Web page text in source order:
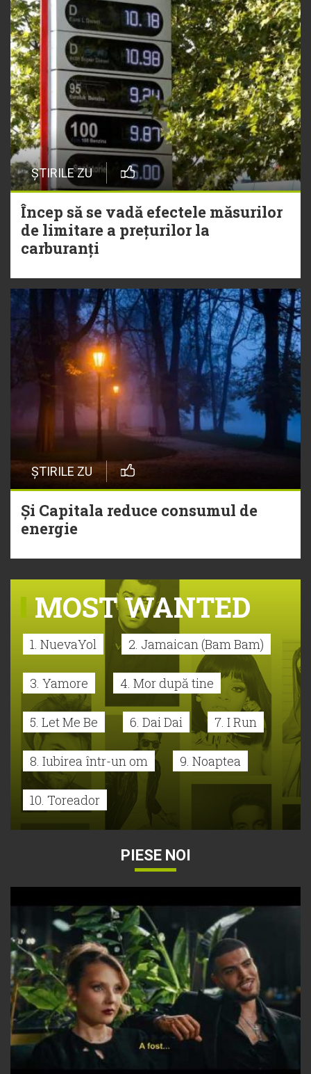
ȘTIRILE ZU
Încep să se vadă efectele măsurilor
de limitare a prețurilor la
carburanți
ȘTIRILE ZU
Și Capitala reduce consumul de
energie
MOST WANTED
1. NuevaYol 2. Jamaican (Bam Bam)
3. Yamore 4. Mor după tine
5. Let Me Be 6. Dai Dai 7. I Run
8. Iubirea într-un om 9. Noaptea
10. Toreador
PIESE NOI